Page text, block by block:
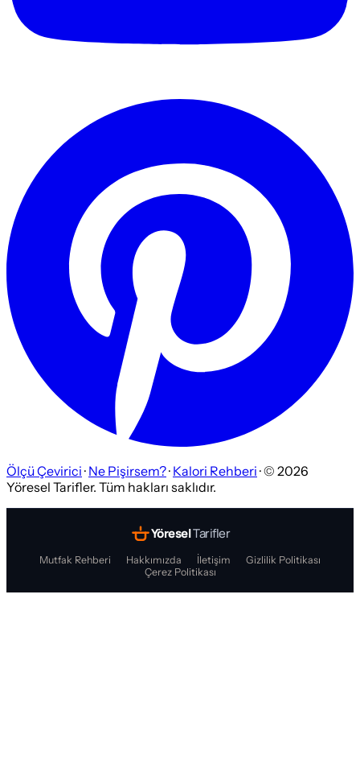
Ölçü Çevirici · Ne Pişirsem?· Kalori Rehberi · © 2026
Yöresel Tarifler. Tüm hakları saklıdır.
YöreselTarifler
Mutfak Rehberi Hakkımızda İletişim
Gizlilik Politikası
Çerez Politikası